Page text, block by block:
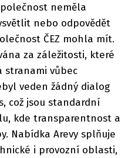
neměla
nebo odpovědět
ČEZ mohla mít.
za záležitosti, které
stranami vůbec
veden žádný dialog
což jsou standardní
kde transparentnost a
Nabídka Arevy splňuje
i provozní oblasti,